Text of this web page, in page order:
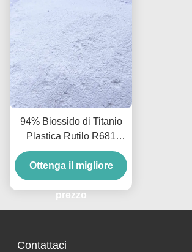
94% Biossido di Titanio
Plastica Rutilo R681
Esterno Industriale
Ottenga il migliore
prezzo
Contattaci